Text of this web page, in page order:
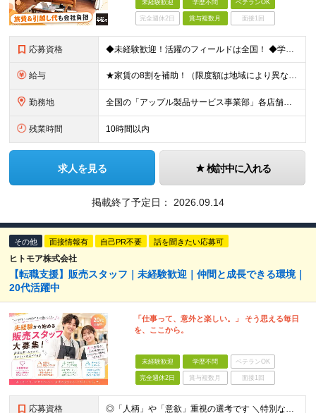
未経験歓迎 学歴不問 ベテランOK
完全週休2日 賞与複数月 面接1回
応募資格 ◆未経験歓迎！活躍のフィールドは全国！ ◆学歴不問 ◆第二新卒も活躍中 ◆40歳以下の方（若年層の長期キャリア形成を図るため） ★店長候補としての採用ですので、入社3年後には店長になるイメージです！
給与 ★家賃の8割を補助！（限度額は地域により異なる） ※転勤による引っ越しが発生する場合 ＝＝＝＝＝＝＝＝＝＝＝＝＝＝＝＝＝＝＝＝＝＝＝ 例えば、家賃7.5万円なら6万円は会社で負担。 あなたが支払うのは
勤務地 全国の「アップル製品サービス事業部」各店舗となります ※アップル製品サービス単独店に配属の可能性もあります ※最初の配属先は希望を最大限考慮した上で決定します ▼詳しい勤務地住所は下記URLをご確認
残業時間 10時間以内
求人を見る 検討中に入れる
掲載終了予定日： 2026.09.14
その他 面接情報有 自己PR不要 話を聞きたい応募可
ヒトモア株式会社
【転職支援】販売スタッフ｜未経験歓迎｜仲間と成長できる環境｜
20代活躍中
「仕事って、意外と楽しい。」 そう思える毎日
を、ここから。
未経験歓迎 学歴不問 ベテランOK
完全週休2日 賞与複数月 面接1回
応募資格 ◎「人柄」や「意欲」重視の選考です ＼特別なスキル・経験は必要なし／ ￣￣￣￣￣￣￣￣￣￣￣￣￣￣￣￣ ■完全未経験歓迎 ■学歴不問 ■第二新卒歓迎 ■既卒、フリーターの方もOK ＼こんな方が向い